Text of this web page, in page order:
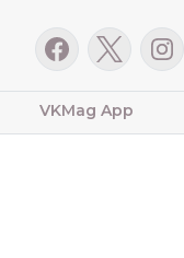
VKMag App